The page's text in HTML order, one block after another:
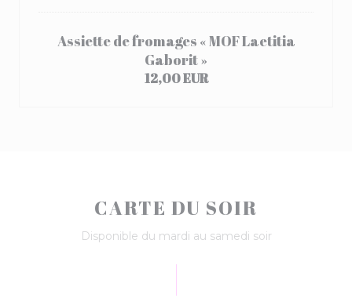
Assiette de fromages « MOF Laetitia
Gaborit »
12,00 EUR
CARTE DU SOIR
Disponible du mardi au samedi soir